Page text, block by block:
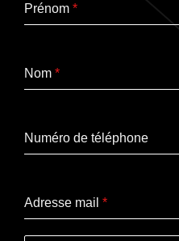
Prénom *
Nom *
Numéro de téléphone
Adresse mail *